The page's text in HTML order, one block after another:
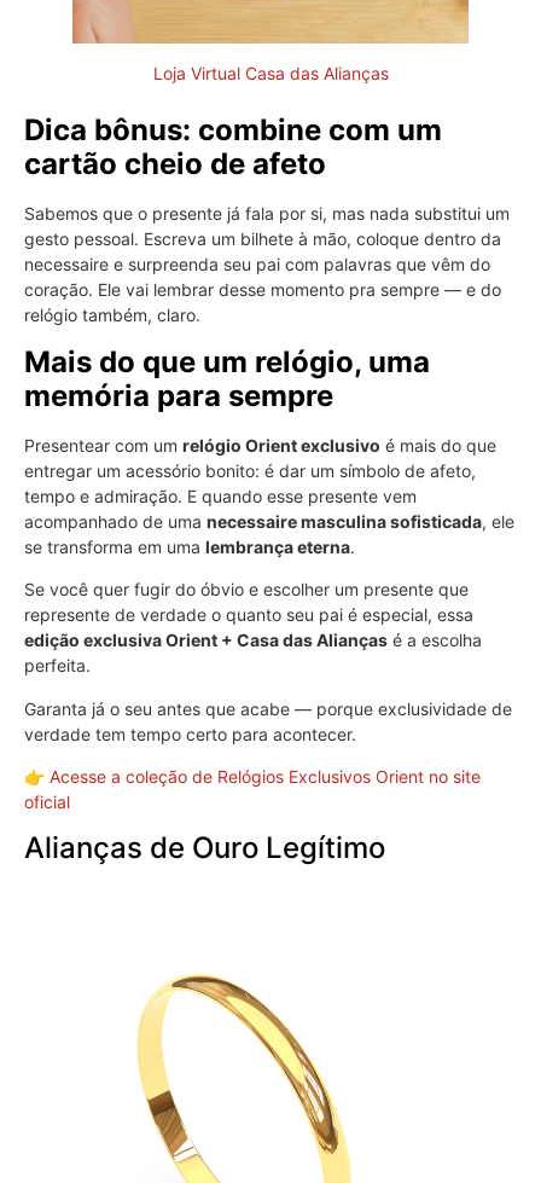
Loja Virtual Casa das Alianças
Dica bônus: combine com um
cartão cheio de afeto
Sabemos que o presente já fala por si, mas nada substitui um
gesto pessoal. Escreva um bilhete à mão, coloque dentro da
necessaire e surpreenda seu pai com palavras que vêm do
coração. Ele vai lembrar desse momento pra sempre — e do
relógio também, claro.
Mais do que um relógio, uma
memória para sempre
Presentear com um relógio Orient exclusivo é mais do que
entregar um acessório bonito: é dar um símbolo de afeto,
tempo e admiração. E quando esse presente vem
acompanhado de uma necessaire masculina sofisticada, ele
se transforma em uma lembrança eterna.
Se você quer fugir do óbvio e escolher um presente que
represente de verdade o quanto seu pai é especial, essa
edição exclusiva Orient + Casa das Alianças é a escolha
perfeita.
Garanta já o seu antes que acabe — porque exclusividade de
verdade tem tempo certo para acontecer.
👉 Acesse a coleção de Relógios Exclusivos Orient no site
oficial
Alianças de Ouro Legítimo